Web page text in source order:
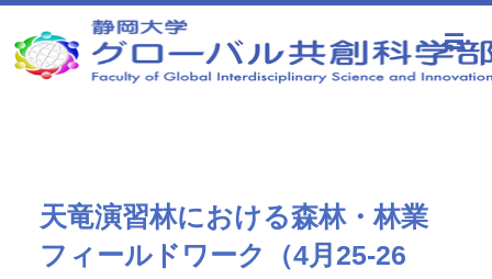
天竜演習林における森林・林業
フィールドワーク（4月25-26